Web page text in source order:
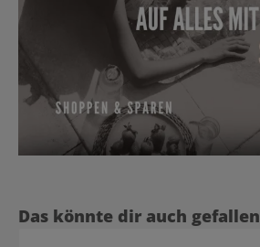
Produktgalerie überspringen
Das könnte dir auch gefallen